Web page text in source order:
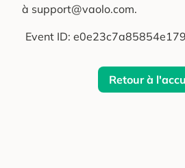
à support@vaolo.com.
Event ID:
Retour à